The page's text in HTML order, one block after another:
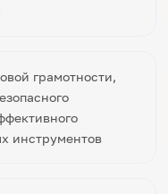
грамотности,
инструментов